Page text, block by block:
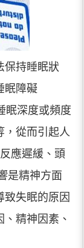
保持睡眠狀
眠障礙
眠深度或頻度
，從而引起人
應遲緩、頭
是精神方面
致失眠的原因
精神因素、